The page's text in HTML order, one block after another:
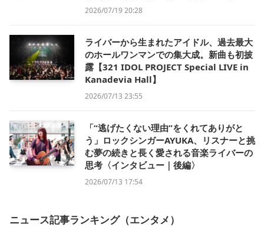
2026/07/19 20:28
ライバーから生まれたアイドル、過去最大
のホールワンマンでの集大成。新曲も初披
露【321 IDOL PROJECT Special LIVE in
Kanadevia Hall】
2026/07/13 23:55
「“逃げたくない理由”をくれてありがと
う」ロックシンガーAYUKA、リスナーと挑
む夢の続きと長く愛される音楽ライバーの
思考〈インタビュー｜後編〉
2026/07/13 17:54
ニュース記事ランキング（エンタメ）